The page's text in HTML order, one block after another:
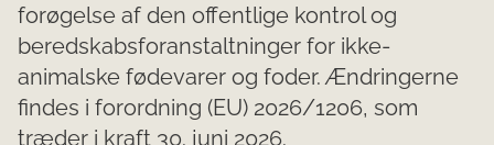
forøgelse af den offentlige kontrol og
beredskabsforanstaltninger for ikke-
animalske fødevarer og foder. Ændringerne
findes i forordning (EU) 2026/1206, som
træder i kraft 30. juni 2026.